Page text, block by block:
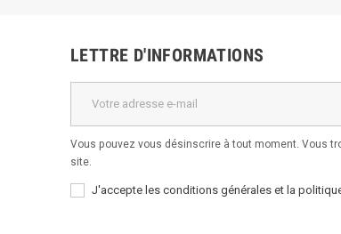
LETTRE D'INFORMATIONS
Vous pouvez vous désinscrire à tout moment. Vous
site.
J'accepte les conditions générales et la